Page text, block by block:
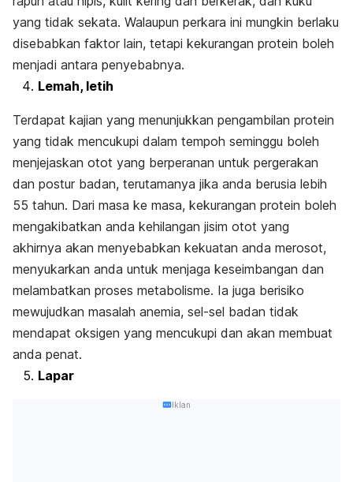
yang tidak sekata. Walaupun perkara ini mungkin berlaku
disebabkan faktor lain, tetapi kekurangan protein boleh
menjadi antara penyebabnya.
Lemah, letih
Terdapat kajian yang menunjukkan pengambilan protein
yang tidak mencukupi dalam tempoh seminggu boleh
menjejaskan otot yang berperanan untuk pergerakan
dan postur badan, terutamanya jika anda berusia lebih
55 tahun. Dari masa ke masa, kekurangan protein boleh
mengakibatkan anda kehilangan jisim otot yang
akhirnya akan menyebabkan kekuatan anda merosot,
menyukarkan anda untuk menjaga keseimbangan dan
melambatkan proses metabolisme. Ia juga berisiko
mewujudkan masalah anemia, sel-sel badan tidak
mendapat oksigen yang mencukupi dan akan membuat
anda penat.
Lapar
Iklan